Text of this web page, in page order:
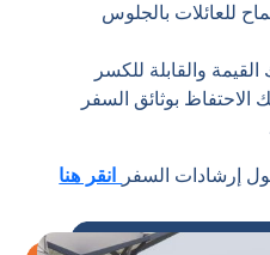
للعائلات بالجلوس
والقابلة للكسر
بوثائق السفر
إرشادات السفر انقر هنا